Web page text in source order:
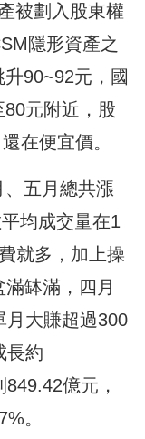
被劃入股東權
隱形資產之
90~92元，國
元附近，股
在便宜價。
五月總共漲
均成交量在1
就多，加上操
缽滿，四月
月大賺超過300
長約
億元，
。